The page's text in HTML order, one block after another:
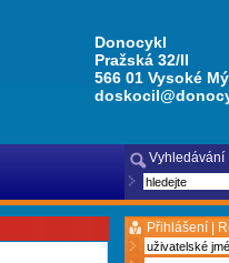
Donocykl
Pražská 32/II
566 01 Vysoké
Vyhledávání
Přihlášení |